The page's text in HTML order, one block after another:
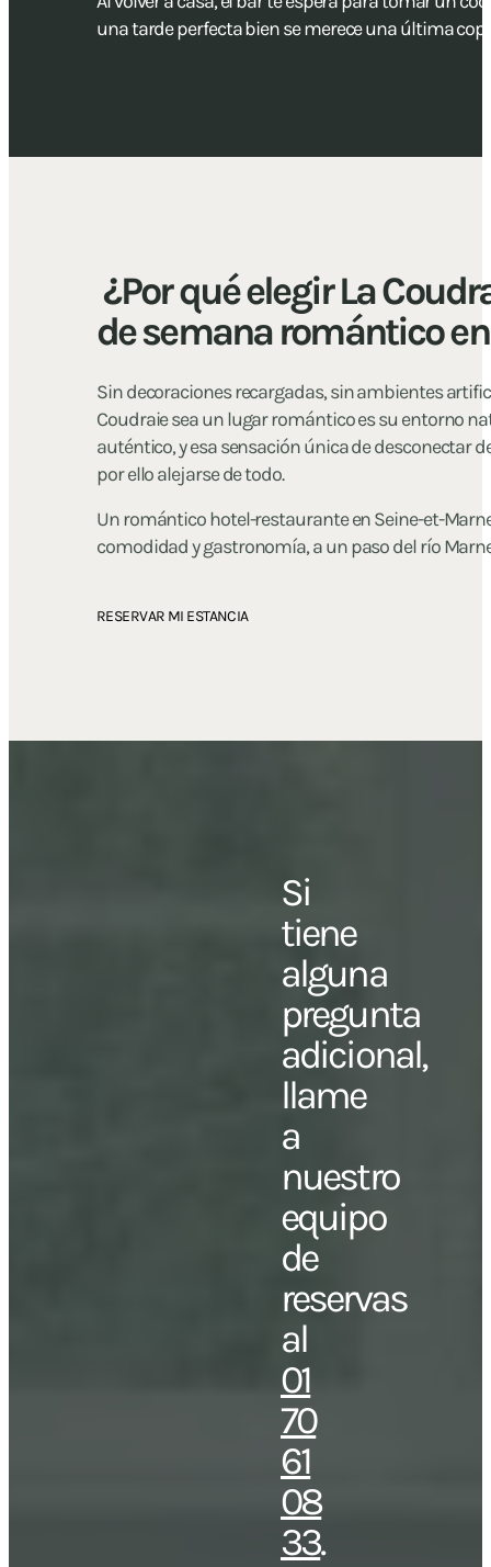
una tarde perfecta bien se merece una última
¿Por qué elegir La
de semana romántico en
Sin decoraciones recargadas, sin ambientes
Coudraie sea un lugar romántico es su entorno
auténtico, y esa sensación única de desconectar
por ello alejarse de todo.
Un romántico hotel-restaurante en Seine-et-
comodidad y gastronomía, a un paso del río
RESERVAR MI ESTANCIA
Si
tiene
alguna
pregunta
adicional,
llame
a
nuestro
equipo
de
reservas
al
01
70
61
08
33.